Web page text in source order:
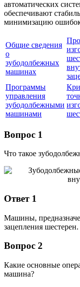
автоматических
обеспечивают
минимизацию ошибок
Общие сведения
о
зубодолбежных
машинах
Программы
управления
зубодолбежными
машинами
Вопрос 1
Что такое
Ответ 1
Машины,
зацепления шестерен.
Вопрос 2
Какие основные
машина?